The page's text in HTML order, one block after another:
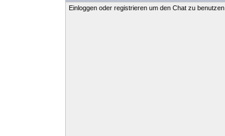
Einloggen oder registrieren um den Chat zu benutzen.